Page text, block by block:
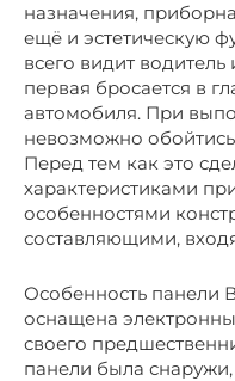
назначения,
ещё и эстетическую
всего видит
первая бросается в
автомобиля. При
невозможно
Перед тем как это
характеристиками
особенностями
составляющими,
Особенность панели
оснащена
своего
панели была